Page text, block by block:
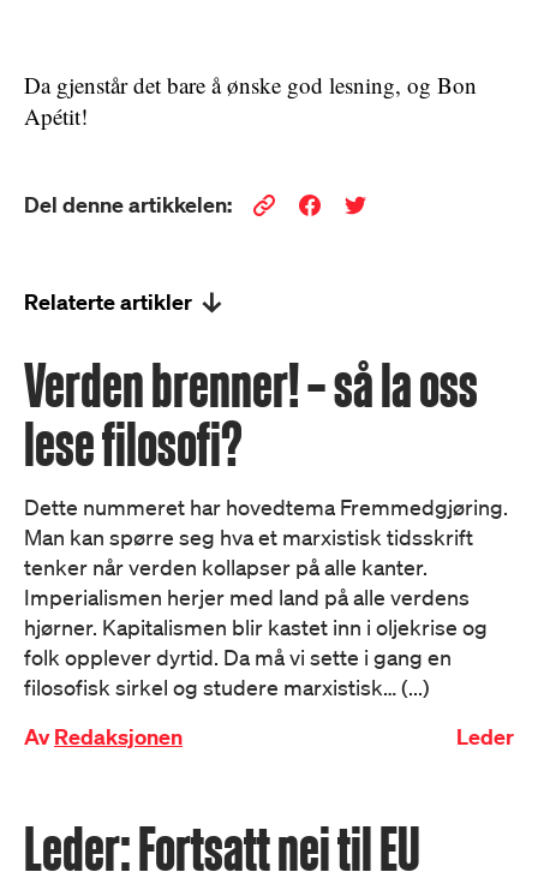
Da gjenstår det bare å ønske god lesning, og Bon
Apétit!
Del denne artikkelen:
Relaterte artikler
Verden brenner! – så la oss
lese filosofi?
Dette nummeret har hovedtema Fremmedgjøring.
Man kan spørre seg hva et marxistisk tidsskrift
tenker når verden kollapser på alle kanter.
Imperialismen herjer med land på alle verdens
hjørner. Kapitalismen blir kastet inn i oljekrise og
folk opplever dyrtid. Da må vi sette i gang en
filosofisk sirkel og studere marxistisk… (...)
AvRedaksjonen Leder
Leder: Fortsatt nei til EU